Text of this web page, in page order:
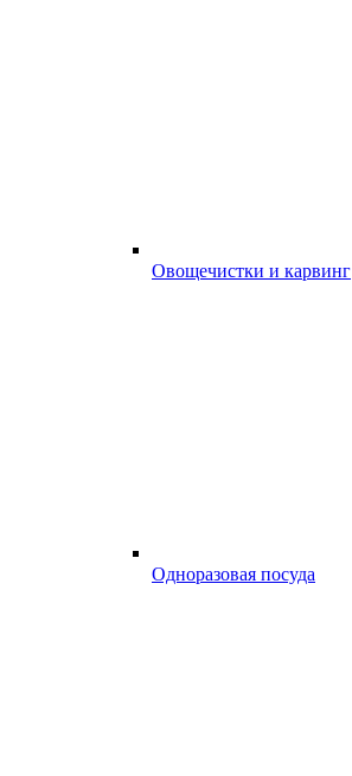
Овощечистки и карвинг
Одноразовая посуда